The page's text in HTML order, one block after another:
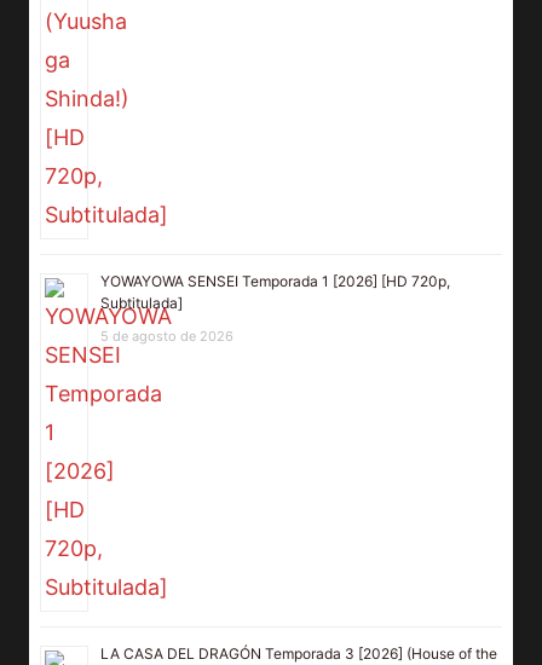
YOWAYOWA SENSEI Temporada 1 [2026] [HD 720p,
Subtitulada]
5 de agosto de 2026
LA CASA DEL DRAGÓN Temporada 3 [2026] (House of the